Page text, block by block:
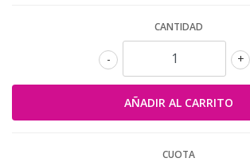
CANTIDAD
+
-
CUOTA